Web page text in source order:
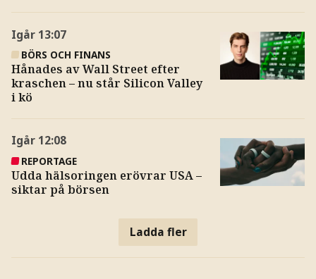
Igår 13:07
BÖRS OCH FINANS
Hånades av Wall Street efter
kraschen – nu står Silicon Valley
i kö
Igår 12:08
REPORTAGE
Udda hälsoringen erövrar USA –
siktar på börsen
Ladda fler